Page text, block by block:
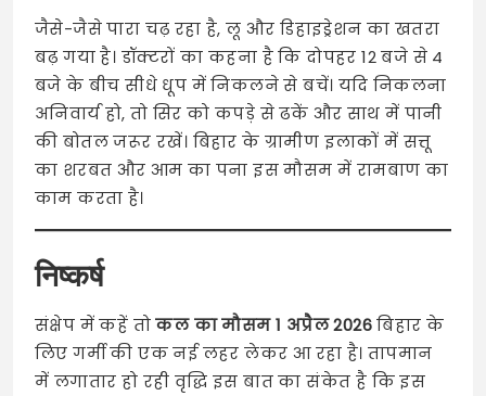
जैसे-जैसे पारा चढ़ रहा है, लू और डिहाइड्रेशन का खतरा
बढ़ गया है। डॉक्टरों का कहना है कि दोपहर 12 बजे से 4
बजे के बीच सीधे धूप में निकलने से बचें। यदि निकलना
अनिवार्य हो, तो सिर को कपड़े से ढकें और साथ में पानी
की बोतल जरूर रखें। बिहार के ग्रामीण इलाकों में सत्तू
का शरबत और आम का पना इस मौसम में रामबाण का
काम करता है।
निष्कर्ष
संक्षेप में कहें तोकल का मौसम 1 अप्रैल 2026बिहार के
लिए गर्मी की एक नई लहर लेकर आ रहा है। तापमान
में लगातार हो रही वृद्धि इस बात का संकेत है कि इस